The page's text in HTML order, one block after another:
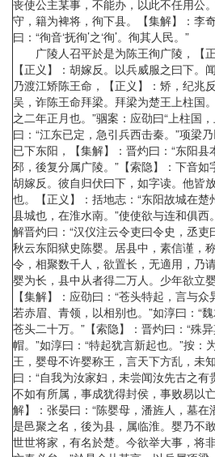
丧使公主某事，不能办，以此不任用公
守，籍为裨将，徇下县。【集解】：李
曰：“徇音‘抚徇’之‘徇’。徇其人民。”
广陵人召平於是为陈王徇广陵，【正
【正义】：胡嫁反。以兵威服之曰下。
乃渡江矫陈王命，【正义】：矫，纪兆
吴，诈陈王命拜梁。拜梁为楚王上柱国
之二年正月也。”骃案：应劭曰“上柱国，
曰：“江东已定，急引兵西击秦。”项梁
已下东阳，【集解】：晋灼曰：“东阳
邳，後复分属广陵。”【索隐】：下音如
胡嫁反。彼自归伏曰下，如字读。他皆
也。【正义】：括地志：“东阳故城在
县城也，在淮水南。”使使欲与连和俱
解晋灼曰：“汉仪注云令吏曰令史，丞吏
秋云东阳狱史陈婴。居县中，素信谨，
令，相聚数千人，欲置长，无適用，乃
婴为长，县中从者得二万人。少年欲立
【集解】：应劭曰：“苍头特起，言与
若赤眉、青领，以相别也。”如淳曰：“
苍头二十万。”【索隐】：晋灼曰：“殊
帽。”如淳曰：“特起犹言新起也。”按：
王，婴母不许婴称王，言天下方乱，未
曰：“自我为汝家妇，未尝闻汝先古之有
不如有所属，事成犹得封侯，事败易以
解】：张晏曰：“陈婴母，潘旌人，墓在
是邑聚之名，後为县，属临淮。婴乃不
世世将家，有名於楚。今欲举大事，将